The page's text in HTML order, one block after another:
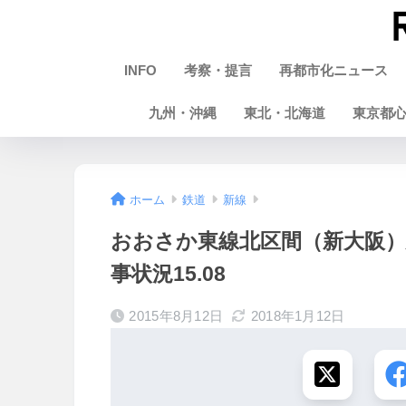
INFO 考察・提言 再都市化ニュース
九州・沖縄 東北・北海道 東京都心
ホーム 鉄道 新線
おおさか東線北区間（新大阪
事状況15.08
2015年8月12日 2018年1月12日